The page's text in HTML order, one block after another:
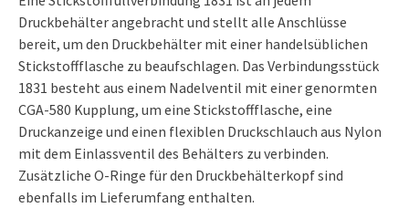
Druckbehälter angebracht und stellt alle Anschlüsse
bereit, um den Druckbehälter mit einer handelsüblichen
Stickstoffflasche zu beaufschlagen. Das Verbindungsstück
1831 besteht aus einem Nadelventil mit einer genormten
CGA-580 Kupplung, um eine Stickstoffflasche, eine
Druckanzeige und einen flexiblen Druckschlauch aus Nylon
mit dem Einlassventil des Behälters zu verbinden.
Zusätzliche O-Ringe für den Druckbehälterkopf sind
ebenfalls im Lieferumfang enthalten.